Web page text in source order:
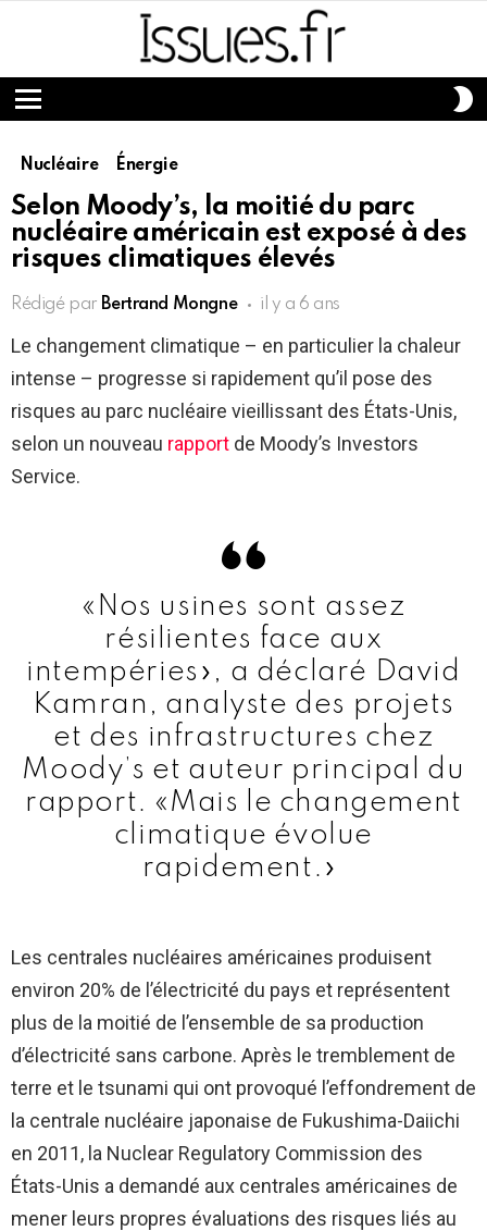
Menu
Nucléaire Énergie
Selon Moody’s, la moitié du parc
nucléaire américain est exposé à des
risques climatiques élevés
Rédigé par Bertrand Mongne il y a 6 ans
Le changement climatique – en particulier la chaleur
intense – progresse si rapidement qu’il pose des
risques au parc nucléaire vieillissant des États-Unis,
selon un nouveau rapport de Moody’s Investors
Service.
«Nos usines sont assez
résilientes face aux
intempéries», a déclaré David
Kamran, analyste des projets
et des infrastructures chez
Moody’s et auteur principal du
rapport. «Mais le changement
climatique évolue
rapidement.»
Les centrales nucléaires américaines produisent
environ 20% de l’électricité du pays et représentent
plus de la moitié de l’ensemble de sa production
d’électricité sans carbone. Après le tremblement de
terre et le tsunami qui ont provoqué l’effondrement de
la centrale nucléaire japonaise de Fukushima-Daiichi
en 2011, la Nuclear Regulatory Commission des
États-Unis a demandé aux centrales américaines de
mener leurs propres évaluations des risques liés au